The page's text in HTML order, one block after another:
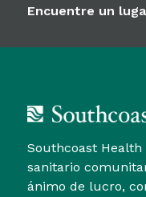
Encuentre un
Southcoast
sanitario
ánimo de lucro,